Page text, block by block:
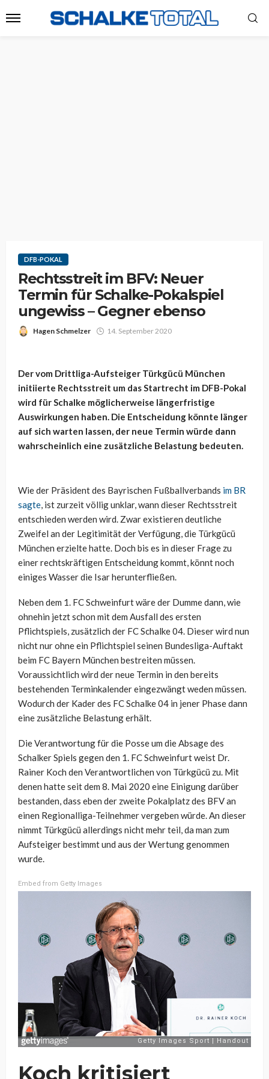
DFB-POKAL
Rechtsstreit im BFV: Neuer
Termin für Schalke-Pokalspiel
ungewiss – Gegner ebenso
Hagen Schmelzer 14. September 2020
Der vom Drittliga-Aufsteiger Türkgücü München
initiierte Rechtsstreit um das Startrecht im DFB-Pokal
wird für Schalke möglicherweise längerfristige
Auswirkungen haben. Die Entscheidung könnte länger
auf sich warten lassen, der neue Termin würde dann
wahrscheinlich eine zusätzliche Belastung bedeuten.
Wie der Präsident des Bayrischen Fußballverbands im BR
sagte, ist zurzeit völlig unklar, wann dieser Rechtsstreit
entschieden werden wird. Zwar existieren deutliche
Zweifel an der Legitimität der Verfügung, die Türkgücü
München erzielte hatte. Doch bis es in dieser Frage zu
einer rechtskräftigen Entscheidung kommt, könnt noch
einiges Wasser die Isar herunterfließen.
Neben dem 1. FC Schweinfurt wäre der Dumme dann, wie
ohnehin jetzt schon mit dem Ausfall des ersten
Pflichtspiels, zusätzlich der FC Schalke 04. Dieser wird nun
nicht nur ohne ein Pflichtspiel seinen Bundesliga-Auftakt
beim FC Bayern München bestreiten müssen.
Voraussichtlich wird der neue Termin in den bereits
bestehenden Terminkalender eingezwängt weden müssen.
Wodurch der Kader des FC Schalke 04 in jener Phase dann
eine zusätzliche Belastung erhält.
Die Verantwortung für die Posse um die Absage des
Schalker Spiels gegen den 1. FC Schweinfurt weist Dr.
Rainer Koch den Verantwortlichen von Türkgücü zu. Mit
denen hatte seit dem 8. Mai 2020 eine Einigung darüber
bestanden, dass eben der zweite Pokalplatz des BFV an
einen Regionalliga-Teilnehmer vergeben würde. An dieser
nimmt Türkgücü allerdings nicht mehr teil, da man zum
Aufsteiger bestimmt und aus der Wertung genommen
wurde.
Embed from Getty Images
Koch kritisiert